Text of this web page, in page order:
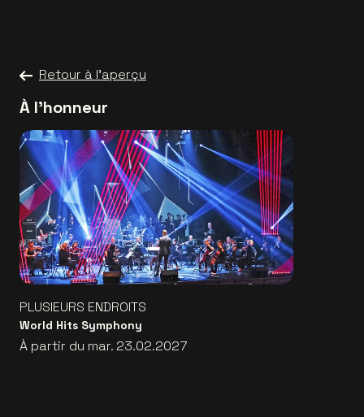
Retour à l'aperçu
À l'honneur
PLUSIEURS ENDROITS
World Hits Symphony
À partir du mar. 23.02.2027